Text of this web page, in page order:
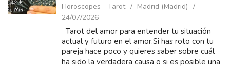
Horoscopes - Tarot
Madrid (Madrid)
24/07/2026
Tarot del amor para entender tu situación
actual y futuro en el amor.Si has roto con tu
pareja hace poco y quieres saber sobre cuál
ha sido la verdadera causa o si es posible una